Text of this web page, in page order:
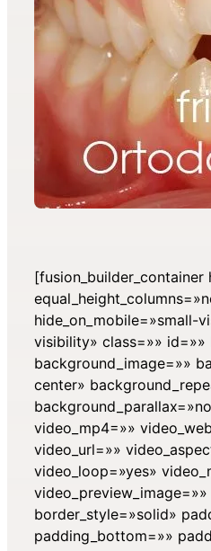
hide_on_mobile=»small-
visibility» class=»»
background_image=»»
center»
video_mp4=»»
video_url=»»
video_loop=»yes»
border_style=»solid»
padding_bottom=»»